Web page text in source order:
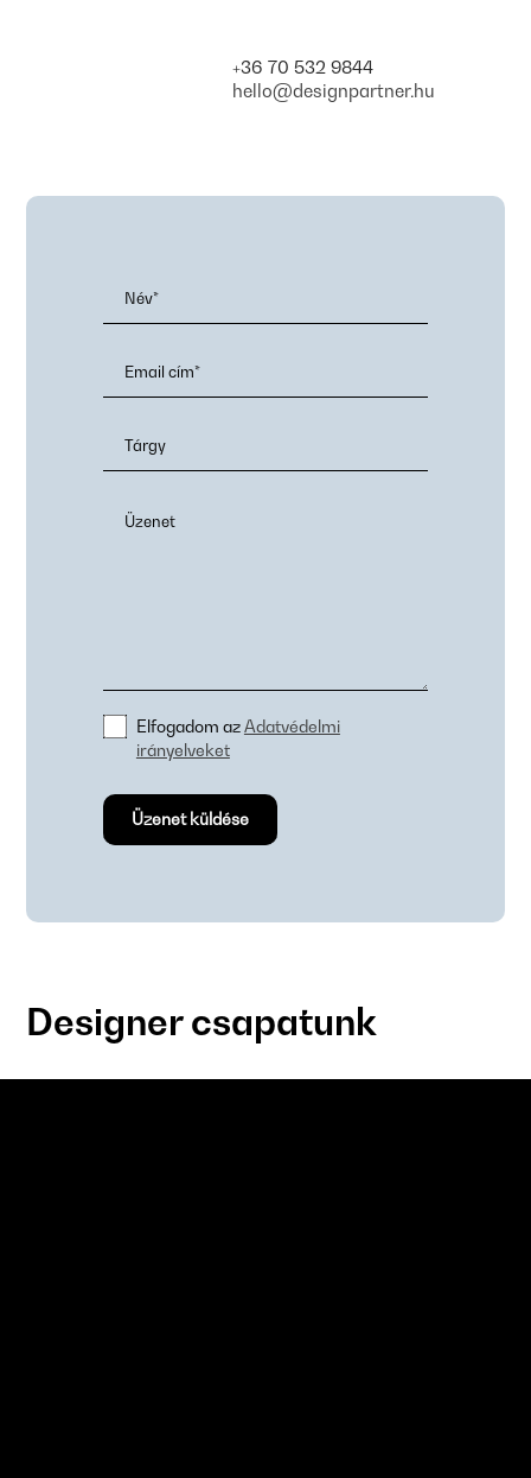
+36 70 532 9844
hello@designpartner.hu
Elfogadom azAdatvédelmi
irányelveket
Designer csapatunk